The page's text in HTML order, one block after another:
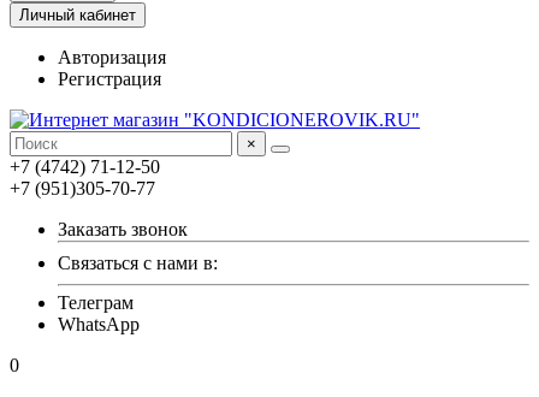
Личный кабинет
Авторизация
Регистрация
×
+7 (4742) 71-12-50
+7 (951)305-70-77
Заказать звонок
Связаться с нами в:
Телеграм
WhatsApp
0